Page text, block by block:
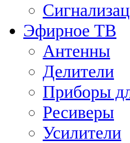
Эфирное ТВ
Антенны
Делители
Приборы
Ресиверы
Усилители